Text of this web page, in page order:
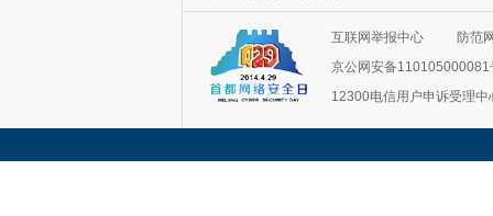
互联网举报中心
防范
京公网安备110105000081
12300电信用户申诉受理中